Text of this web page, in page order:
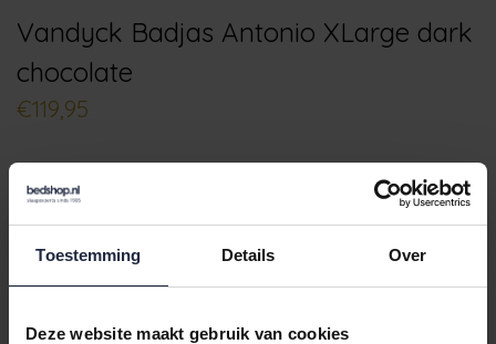
Toestemming Details Over
Deze website maakt gebruik van cookies
Vandyck Badjas Antonio XLarge dark
chocolate
€119,95